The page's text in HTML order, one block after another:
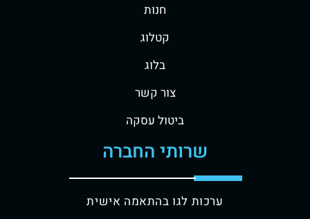
חנות
קטלוג
בלוג
צור קשר
ביטול עסקה
שרותי החברה
ערכות לגו בהתאמה אישית